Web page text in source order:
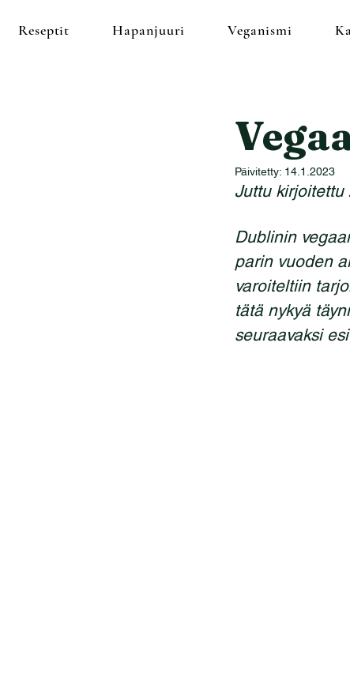
Reseptit Hapanjuuri Veganismi
Päivitetty: 14.1.2023
Juttu kirjoitettu
Dublinin
parin vuoden
varoiteltiin
tätä nykyä
seuraavaksi